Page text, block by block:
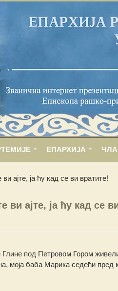
ЕПАРХИЈА
ви ајте, ја ћу кад се ви вратите!
ви ајте, ја ћу кад се
Глине под Петровом Гором
моја баба Марика седећи